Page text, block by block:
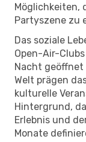
Möglichkeiten,
Partyszene zu
Das soziale
Open-Air-
Nacht geöffnet
Welt prägen
kulturelle
Hintergrund,
Erlebnis und
Monate